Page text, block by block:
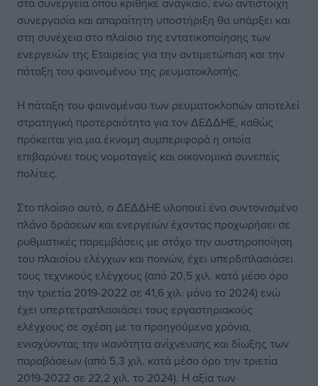
συνεργασία και απαραίτητη υποστήριξη θα υπάρξει και
στη συνέχεια στο πλαίσιο της εντατικοποίησης των
ενεργειών της Εταιρείας για την αντιμετώπιση και την
πάταξη του φαινομένου της ρευματοκλοπής.
Η πάταξη του φαινομένου των ρευματοκλοπών αποτελεί
στρατηγική προτεραιότητα για τον ΔΕΔΔΗΕ, καθώς
πρόκειται για μια έκνομη συμπεριφορά η οποία
επιβαρύνει τους νομοταγείς και οικονομικά συνεπείς
πολίτες.
Στο πλαίσιο αυτό, ο ΔΕΔΔΗΕ υλοποιεί ένα συντονισμένο
πλάνο δράσεων και ενεργειών έχοντας προχωρήσει σε
ρυθμιστικές παρεμβάσεις με στόχο την αυστηροποίηση
του πλαισίου ελέγχων και ποινών, έχει υπερδιπλασιάσει
τους τεχνικούς ελέγχους (από 20,5 χιλ. κατά μέσο όρο
την τριετία 2019-2022 σε 41,6 χιλ. μόνο το 2024) ενώ
έχει υπερτετραπλασιάσει τους εργαστηριακούς
ελέγχους σε σχέση με τα προηγούμενα χρόνια,
ενισχύοντας την ικανότητα ανίχνευσης και δίωξης των
παραβάσεων (από 5,3 χιλ. κατά μέσο όρο την τριετία
2019-2022 σε 22,2 χιλ. το 2024). Η αξία των